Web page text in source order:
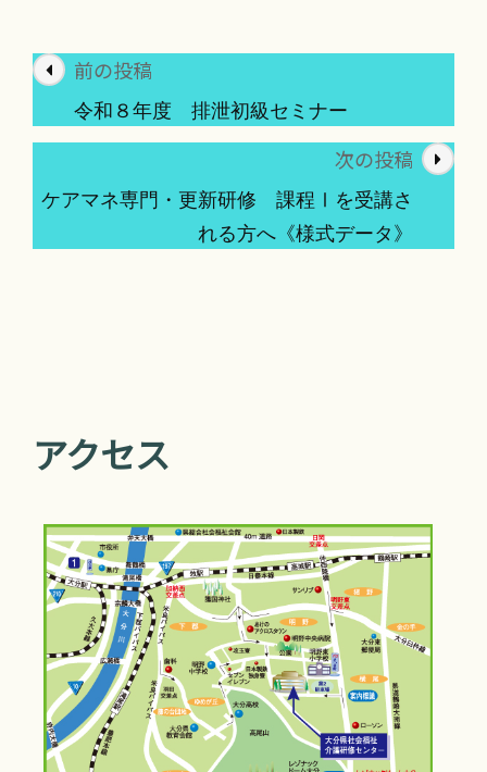
投
ナ
ゲ
ー
前の投稿
令和８年度 排泄初級セミナー
次の投稿
ケアマネ専門・更新研修 課程Ⅰを受講さ
れる方へ《様式データ》
アクセス